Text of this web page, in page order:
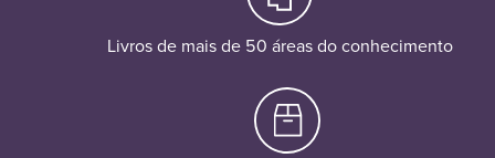
Livros de mais de 50 áreas do conhecimento